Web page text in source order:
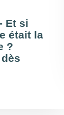
Et si
était la
?